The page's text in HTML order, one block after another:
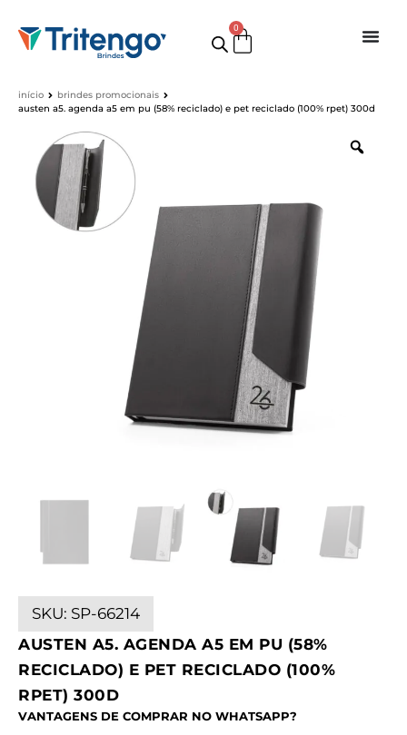
0
início
brindes promocionais
austen a5. agenda a5 em pu (58% reciclado) e pet reciclado (100% rpet) 300d
SKU: SP-66214
AUSTEN A5. AGENDA A5 EM PU (58%
RECICLADO) E PET RECICLADO (100%
RPET) 300D
VANTAGENS DE COMPRAR NO WHATSAPP?